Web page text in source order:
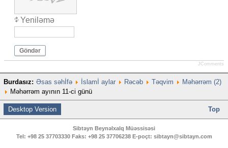
Yeniləmə
Göndər
JComments
Burdasız: Əsas səhİfə İslamİ aylar Rəcəb Təqvim
Məhərrəm (2)
Məhərrəm ayının 11-ci günü
Desktop Version Top
Sibtəyn Beynəlxalq Müəssisəsi
Tel: +98 25 37703330 Faks: +98 25 37706238 E-poçt: sibtayn@sibtayn.com